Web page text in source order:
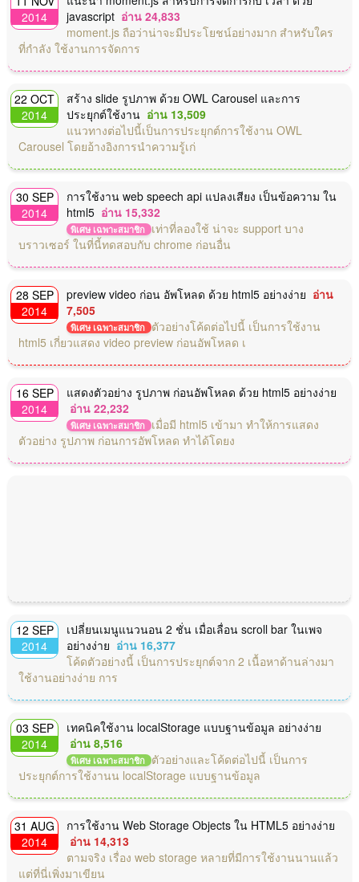
2014
javascript อ่าน 24,833
moment.js ถือว่าน่าจะมีประโยชน์อย่างมาก สำหรับใคร
ที่กำลัง ใช้งานการจัดการ
22 OCT
2014
สร้าง slide รูปภาพ ด้วย OWL Carousel และการ
ประยุกต์ใช้งาน อ่าน 13,509
แนวทางต่อไปนี้เป็นการประยุกต์การใช้งาน OWL
Carousel โดยอ้างอิงการนำความรู้เก่
30 SEP
2014
การใช้งาน web speech api แปลงเสียง เป็นข้อความ ใน
html5 อ่าน 15,332
พิเศษ เฉพาะสมาชิก เท่าที่ลองใช้ น่าจะ support บาง
บราวเซอร์ ในที่นี้ทดสอบกับ chrome ก่อนอื่น
28 SEP
2014
preview video ก่อน อัพโหลด ด้วย html5 อย่างง่าย อ่าน
7,505
พิเศษ เฉพาะสมาชิก ตัวอย่างโค้ดต่อไปนี้ เป็นการใช้งาน
html5 เกี่ยวแสดง video preview ก่อนอัพโหลด เ
16 SEP
2014
แสดงตัวอย่าง รูปภาพ ก่อนอัพโหลด ด้วย html5 อย่างง่าย
อ่าน 22,232
พิเศษ เฉพาะสมาชิก เมื่อมี html5 เข้ามา ทำให้การแสดง
ตัวอย่าง รูปภาพ ก่อนการอัพโหลด ทำได้โดยง
12 SEP
2014
เปลี่ยนเมนูแนวนอน 2 ชั่น เมื่อเลื่อน scroll bar ในเพจ
อย่างง่าย อ่าน 16,377
โค้ดตัวอย่างนี้ เป็นการประยุกต์จาก 2 เนื้อหาด้านล่างมา
ใช้งานอย่างง่าย การ
03 SEP
2014
เทคนิคใช้งาน localStorage แบบฐานข้อมูล อย่างง่าย
อ่าน 8,516
พิเศษ เฉพาะสมาชิก ตัวอย่างและโค้ดต่อไปนี้ เป็นการ
ประยุกต์การใช้งานน localStorage แบบฐานข้อมูล
31 AUG
2014
การใช้งาน Web Storage Objects ใน HTML5 อย่างง่าย
อ่าน 14,313
ตามจริง เรื่อง web storage หลายที่มีการใช้งานนานแล้ว
แต่ที่นี่เพิ่งมาเขียน